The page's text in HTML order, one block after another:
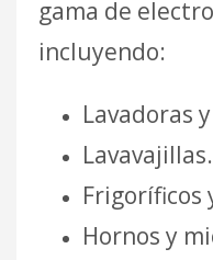
gama de
incluyendo:
Lavadoras
Lavavajillas.
Frigoríficos
Hornos y